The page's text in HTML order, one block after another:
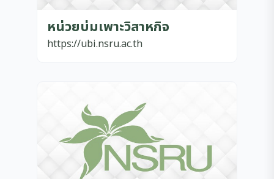
หน่วยบ่มเพาะวิสาหกิจ
https://ubi.nsru.ac.th